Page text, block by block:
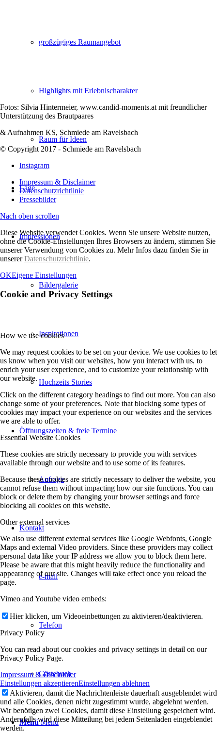
großzügiges Raumangebot
Highlights mit Erlebnischarakter
Raum für Ideen
Lage
Impressionen
Bildergalerie
Inspirationen
Hochzeits Stories
Öffnungszeiten & freie Termine
Anfrage
Kontakt
e-mail
Telefon
Gästebuch
Menü Menü
Fotos: Silvia Hintermeier, www.candid-moments.at mit freundlicher
Unterstützung des Brautpaares
& Aufnahmen KS, Schmiede am Ravelsbach
© Copyright 2017 - Schmiede am Ravelsbach
Instagram
Impressum & Disclaimer
Datenschutzrichtlinie
Pressebilder
Nach oben scrollen
Diese Website verwendet Cookies. Wenn Sie unsere Website nutzen,
ohne die Cookie-Einstellungen Ihres Browsers zu ändern, stimmen Sie
unserer Verwendung von Cookies zu. Mehr Infos dazu finden Sie in
unsererDatenschutzrichtlinie.
OKEigene Einstellungen
Cookie and Privacy Settings
How we use cookies
We may request cookies to be set on your device. We use cookies to let
us know when you visit our websites, how you interact with us, to
enrich your user experience, and to customize your relationship with
our website.
Click on the different category headings to find out more. You can also
change some of your preferences. Note that blocking some types of
cookies may impact your experience on our websites and the services
we are able to offer.
Essential Website Cookies
These cookies are strictly necessary to provide you with services
available through our website and to use some of its features.
Because these cookies are strictly necessary to deliver the website, you
cannot refuse them without impacting how our site functions. You can
block or delete them by changing your browser settings and force
blocking all cookies on this website.
Other external services
We also use different external services like Google Webfonts, Google
Maps and external Video providers. Since these providers may collect
personal data like your IP address we allow you to block them here.
Please be aware that this might heavily reduce the functionality and
appearance of our site. Changes will take effect once you reload the
page.
Vimeo and Youtube video embeds:
Hier klicken, um Videoeinbettungen zu aktivieren/deaktivieren.
Privacy Policy
You can read about our cookies and privacy settings in detail on our
Privacy Policy Page.
Impressum & Disclaimer
Einstellungen akzeptierenEinstellungen ablehnen
Aktivieren, damit die Nachrichtenleiste dauerhaft ausgeblendet wird
und alle Cookies, denen nicht zugestimmt wurde, abgelehnt werden.
Wir benötigen zwei Cookies, damit diese Einstellung gespeichert wird.
Andernfalls wird diese Mitteilung bei jedem Seitenladen eingeblendet
werden.